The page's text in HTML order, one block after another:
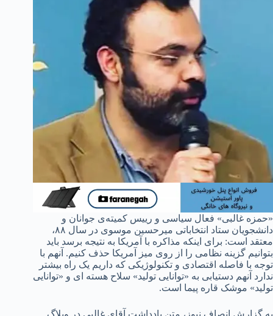
«حمزه غالبی» فعال سیاسی و رییس کمیته‌ی جوانان و
دانشجویان ستاد انتخاباتی میرحسین موسوی در سال ۸۸،
معتقد است: برای اینکه مذاکره با آمریکا به نتیجه برسد باید
بتوانیم گزینه نظامی را از روی میز آمریکا حذف کنیم. آنهم با
توجه با فاصله اقتصادی و تکنولوژیکی که داریم یک راه بیشتر
ندارد آنهم دستیابی به «توانایی تولید» سلاح هسته ای و «توانایی
تولید» موشک قاره پیما است.
به گزارش انصاف نیوز، متن یادداشت آقای غالبی در وبلاگ